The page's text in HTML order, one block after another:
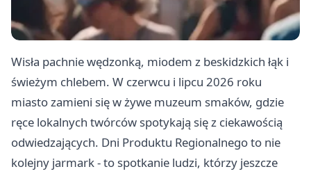
Wisła pachnie wędzonką, miodem z beskidzkich łąk i
świeżym chlebem. W czerwcu i lipcu 2026 roku
miasto zamieni się w żywe muzeum smaków, gdzie
ręce lokalnych twórców spotykają się z ciekawością
odwiedzających. Dni Produktu Regionalnego to nie
kolejny jarmark - to spotkanie ludzi, którzy jeszcze